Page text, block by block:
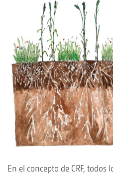
En el concepto de CRF,